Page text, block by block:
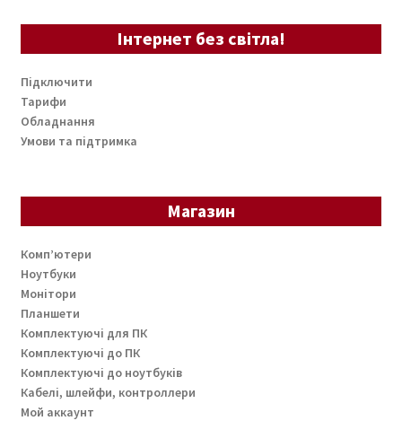
Інтернет без світла!
Підключити
Тарифи
Обладнання
Умови та підтримка
Магазин
Комп’ютери
Ноутбуки
Монітори
Планшети
Комплектуючі для ПК
Комплектуючі до ПК
Комплектуючі до ноутбуків
Кабелі, шлейфи, контроллери
Мой аккаунт